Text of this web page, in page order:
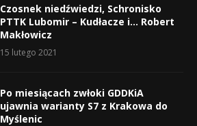
Czosnek niedźwiedzi, Schronisko
PTTK Lubomir – Kudłacze i… Robert
Makłowicz
15 lutego 2021
Po miesiącach zwłoki GDDKiA
ujawnia warianty S7 z Krakowa do
Myślenic